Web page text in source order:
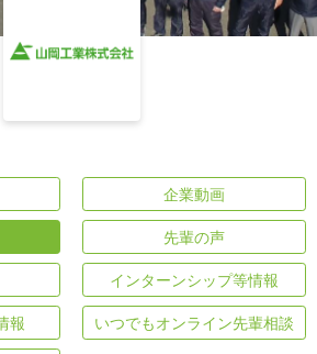
企業動画
先輩の声
インターンシップ等情報
報 いつでもオンライン先輩相談